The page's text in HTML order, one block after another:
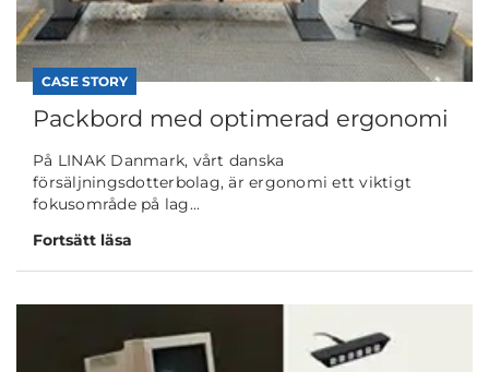
CASE STORY
Packbord med optimerad ergonomi
På LINAK Danmark, vårt danska
försäljningsdotterbolag, är ergonomi ett viktigt
fokusområde på lag...
Fortsätt läsa